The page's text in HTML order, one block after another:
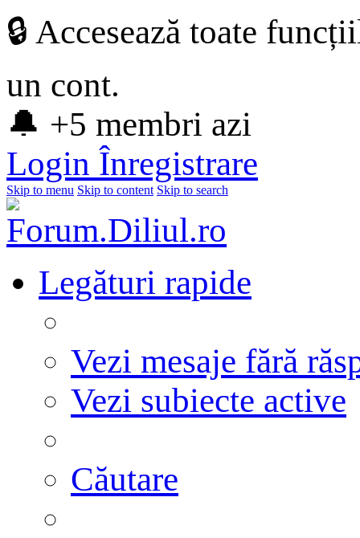
🔒 Accesează toate
un cont.
🔔 +5 membri azi
Login Înregistrare
Skip to menu Skip to content Skip to search
Legături rapide
Vezi mesaje fără
Vezi subiecte active
Căutare